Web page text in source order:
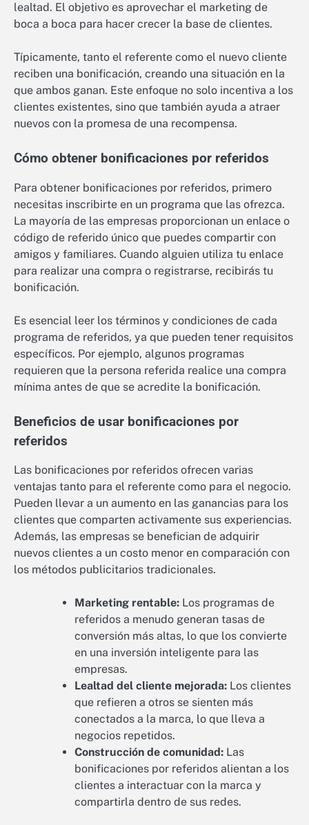
lealtad. El objetivo es aprovechar el marketing de
boca a boca para hacer crecer la base de clientes.
Típicamente, tanto el referente como el nuevo cliente
reciben una bonificación, creando una situación en la
que ambos ganan. Este enfoque no solo incentiva a los
clientes existentes, sino que también ayuda a atraer
nuevos con la promesa de una recompensa.
Cómo obtener bonificaciones por referidos
Para obtener bonificaciones por referidos, primero
necesitas inscribirte en un programa que las ofrezca.
La mayoría de las empresas proporcionan un enlace o
código de referido único que puedes compartir con
amigos y familiares. Cuando alguien utiliza tu enlace
para realizar una compra o registrarse, recibirás tu
bonificación.
Es esencial leer los términos y condiciones de cada
programa de referidos, ya que pueden tener requisitos
específicos. Por ejemplo, algunos programas
requieren que la persona referida realice una compra
mínima antes de que se acredite la bonificación.
Beneficios de usar bonificaciones por
referidos
Las bonificaciones por referidos ofrecen varias
ventajas tanto para el referente como para el negocio.
Pueden llevar a un aumento en las ganancias para los
clientes que comparten activamente sus experiencias.
Además, las empresas se benefician de adquirir
nuevos clientes a un costo menor en comparación con
los métodos publicitarios tradicionales.
Marketing rentable: Los programas de
referidos a menudo generan tasas de
conversión más altas, lo que los convierte
en una inversión inteligente para las
empresas.
Lealtad del cliente mejorada: Los clientes
que refieren a otros se sienten más
conectados a la marca, lo que lleva a
negocios repetidos.
Construcción de comunidad: Las
bonificaciones por referidos alientan a los
clientes a interactuar con la marca y
compartirla dentro de sus redes.